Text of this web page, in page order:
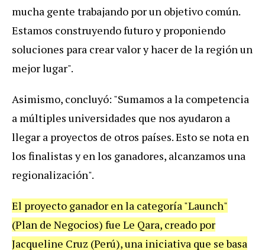
mucha gente trabajando por un objetivo común.
Estamos construyendo futuro y proponiendo
soluciones para crear valor y hacer de la región un
mejor lugar".
Asimismo, concluyó: "Sumamos a la competencia
a múltiples universidades que nos ayudaron a
llegar a proyectos de otros países. Esto se nota en
los finalistas y en los ganadores, alcanzamos una
regionalización".
El proyecto ganador en la categoría "Launch"
(Plan de Negocios) fue Le Qara, creado por
Jacqueline Cruz (Perú), una iniciativa que se basa